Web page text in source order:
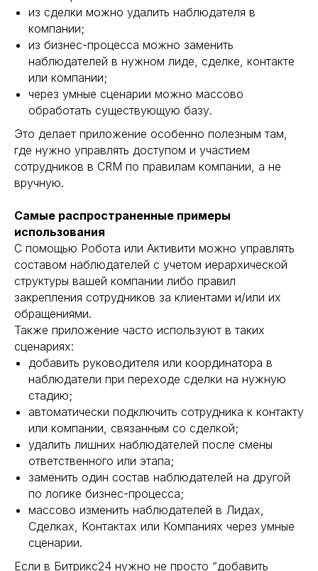
из сделки можно удалить наблюдателя в
компании;
из бизнес-процесса можно заменить
наблюдателей в нужном лиде, сделке, контакте
или компании;
через умные сценарии можно массово
обработать существующую базу.
Это делает приложение особенно полезным там,
где нужно управлять доступом и участием
сотрудников в CRM по правилам компании, а не
вручную.
Самые распространенные примеры
использования
С помощью Робота или Активити можно управлять
составом наблюдателей с учетом иерархической
структуры вашей компании либо правил
закрепления сотрудников за клиентами и/или их
обращениями.
Также приложение часто используют в таких
сценариях:
добавить руководителя или координатора в
наблюдатели при переходе сделки на нужную
стадию;
автоматически подключить сотрудника к контакту
или компании, связанным со сделкой;
удалить лишних наблюдателей после смены
ответственного или этапа;
заменить один состав наблюдателей на другой
по логике бизнес-процесса;
массово изменить наблюдателей в Лидах,
Сделках, Контактах или Компаниях через умные
сценарии.
Если в Битрикс24 нужно не просто “добавить